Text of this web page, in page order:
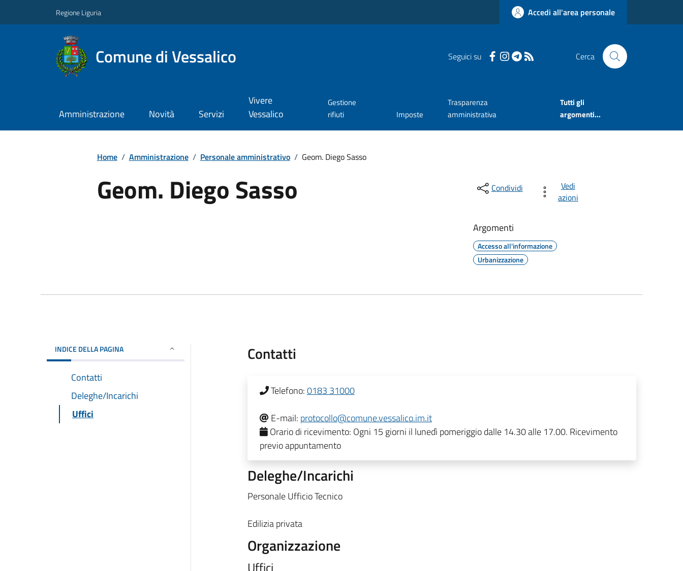
Regione Liguria Accedi all'area personale
Comune di Vessalico Seguici su Cerca
Amministrazione Novità Servizi
Vivere
Vessalico
Gestione
rifiuti
Imposte
Trasparenza
amministrativa
Tutti gli
argomenti...
Home / Amministrazione / Personale amministrativo / Geom. Diego Sasso
Geom. Diego Sasso Condividi
Vedi
azioni
Argomenti
Accesso all'informazione
Urbanizzazione
INDICE DELLA PAGINA
Contatti
Deleghe/Incarichi
Uffici
Contatti
Telefono:0183 31000
E-mail: protocollo@comune.vessalico.im.it
Orario di ricevimento: Ogni 15 giorni il lunedì pomeriggio dalle 14.30 alle 17.00. Ricevimento
previo appuntamento
Deleghe/Incarichi
Personale Ufficio Tecnico
Edilizia privata
Organizzazione